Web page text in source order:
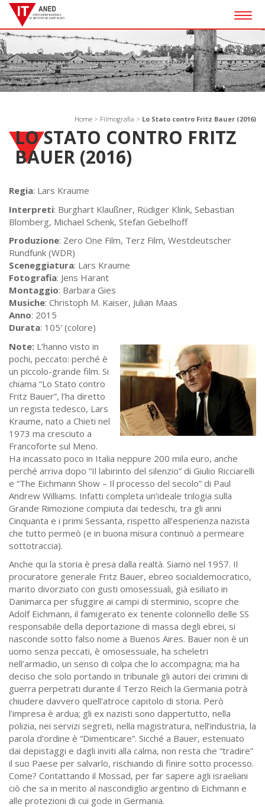
Home > Filmografia > Lo Stato contro Fritz Bauer (2016)
LO STATO CONTRO FRITZ
BAUER (2016)
Regia: Lars Kraume
Interpreti: Burghart Klaußner, Rüdiger Klink, Sebastian
Blomberg, Michael Schenk, Stefan Gebelhoff
Produzione: Zero One Film, Terz Film, Westdeutscher
Rundfunk (WDR)
Sceneggiatura: Lars Kraume
Fotografia: Jens Harant
Montaggio: Barbara Gies
Musiche: Christoph M. Kaiser, Julian Maas
Anno: 2015
Durata: 105′ (colore)
Note: L’hanno visto in
pochi, peccato: perché è
un piccolo-grande film. Si
chiama “Lo Stato contro
Fritz Bauer”, l’ha diretto
un regista tedesco, Lars
Kraume, nato a Chieti nel
1973 ma cresciuto a
Francoforte sul Meno.
Ha incassato poco in Italia neppure 200 mila euro, anche
perché arriva dopo “Il labirinto del silenzio” di Giulio Ricciarelli
e “The Eichmann Show – Il processo del secolo” di Paul
Andrew Williams. Infatti completa un’ideale trilogia sulla
Grande Rimozione compiuta dai tedeschi, tra gli anni
Cinquanta e i primi Sessanta, rispetto all’esperienza nazista
che tutto permeò (e in buona misura continuò a permeare
sottotraccia).
Anche qui la storia è presa dalla realtà. Siamo nel 1957. Il
procuratore generale Fritz Bauer, ebreo socialdemocratico,
marito divorziato con gusti omosessuali, già esiliato in
Danimarca per sfuggire ai campi di sterminio, scopre che
Adolf Eichmann, il famigerato ex tenente colonnello delle SS
responsabile della deportazione di massa degli ebrei, si
nasconde sotto falso nome a Buenos Aires. Bauer non è un
uomo senza peccati, è omosessuale, ha scheletri
nell’armadio, un senso di colpa che lo accompagna; ma ha
deciso che solo portando in tribunale gli autori dei crimini di
guerra perpetrati durante il Terzo Reich la Germania potrà
chiudere davvero quell’atroce capitolo di storia. Però
l’impresa è ardua; gli ex nazisti sono dappertutto, nella
polizia, nei servizi segreti, nella magistratura, nell’industria, la
parola d’ordine è “Dimenticare”. Sicché a Bauer, estenuato
dai depistaggi e dagli inviti alla calma, non resta che “tradire”
il suo Paese per salvarlo, rischiando di finire sotto processo.
Come? Contattando il Mossad, per far sapere agli israeliani
ciò che sa in merito al nascondiglio argentino di Eichmann e
alle protezioni di cui gode in Germania.